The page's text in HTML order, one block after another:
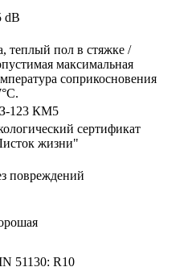
dB
теплый пол в стяжке /
максимальная
соприкосновения
123 КМ5
сертификат
жизни"
повреждений
51130: R10